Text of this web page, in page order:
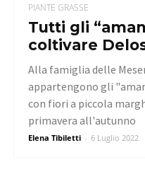
PIANTE GRASSE
Tutti gli
coltivare
Elena Tibiletti - 6 Luglio 2022
Alla famiglia delle
appartengono gli
con fiori a piccola
primavera all'autunno